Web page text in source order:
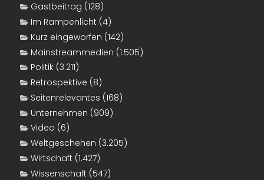
Gastbeitrag (128)
Im Rampenlicht (4)
Kurz eingeworfen (142)
Mainstreammedien (1.505)
Politik (3.211)
Retrospektive (8)
Seitenrelevantes (168)
Unternehmen (909)
Video (6)
Weltgeschehen (3.205)
Wirtschaft (1.427)
Wissenschaft (547)